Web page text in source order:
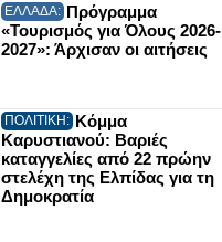
ΕΛΛΑΔΑ: Πρόγραμμα
«Τουρισμός για Όλους 2026-
2027»: Άρχισαν οι αιτήσεις
ΠΟΛΙΤΙΚΗ: Κόμμα
Καρυστιανού: Βαριές
καταγγελίες από 22 πρώην
στελέχη της Ελπίδας για τη
Δημοκρατία